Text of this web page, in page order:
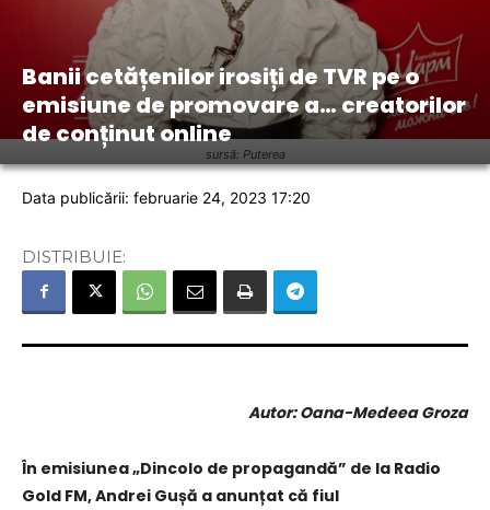
sursă: Puterea
Banii cetățenilor irosiți de TVR pe o
emisiune de promovare a… creatorilor
de conținut online
Data publicării: februarie 24, 2023 17:20
DISTRIBUIE:
Autor: Oana-Medeea Groza
În emisiunea „Dincolo de propagandă” de la Radio
Gold FM, Andrei Gușă a anunțat că fiul